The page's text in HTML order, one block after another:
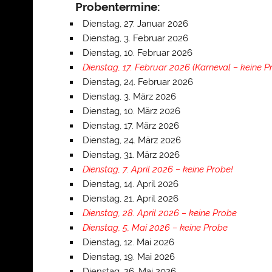
Probentermine:
Dienstag, 27. Januar 2026
Dienstag, 3. Februar 2026
Dienstag, 10. Februar 2026
Dienstag, 17. Februar 2026 (Karneval – keine
Dienstag, 24. Februar 2026
Dienstag, 3. März 2026
Dienstag, 10. März 2026
Dienstag, 17. März 2026
Dienstag, 24. März 2026
Dienstag, 31. März 2026
Dienstag, 7. April 2026 – keine Probe!
Dienstag, 14. April 2026
Dienstag, 21. April 2026
Dienstag, 28. April 2026 – keine Probe
Dienstag, 5, Mai 2026 – keine Probe
Dienstag, 12. Mai 2026
Dienstag, 19. Mai 2026